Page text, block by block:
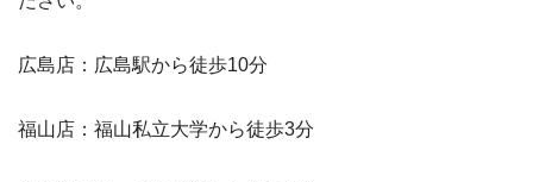
広島店：広島駅から徒歩10分
福山店：福山私立大学から徒歩3分